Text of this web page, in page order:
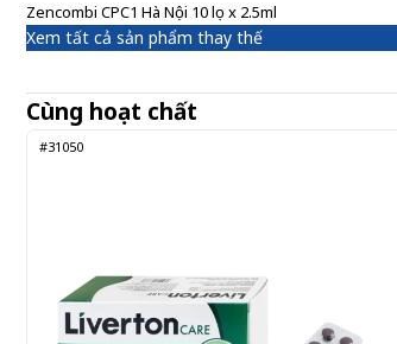
Zencombi CPC1 Hà Nội 10 lọ x 2.5ml
Xem tất cả sản phẩm thay thế
Cùng hoạt chất
#31050